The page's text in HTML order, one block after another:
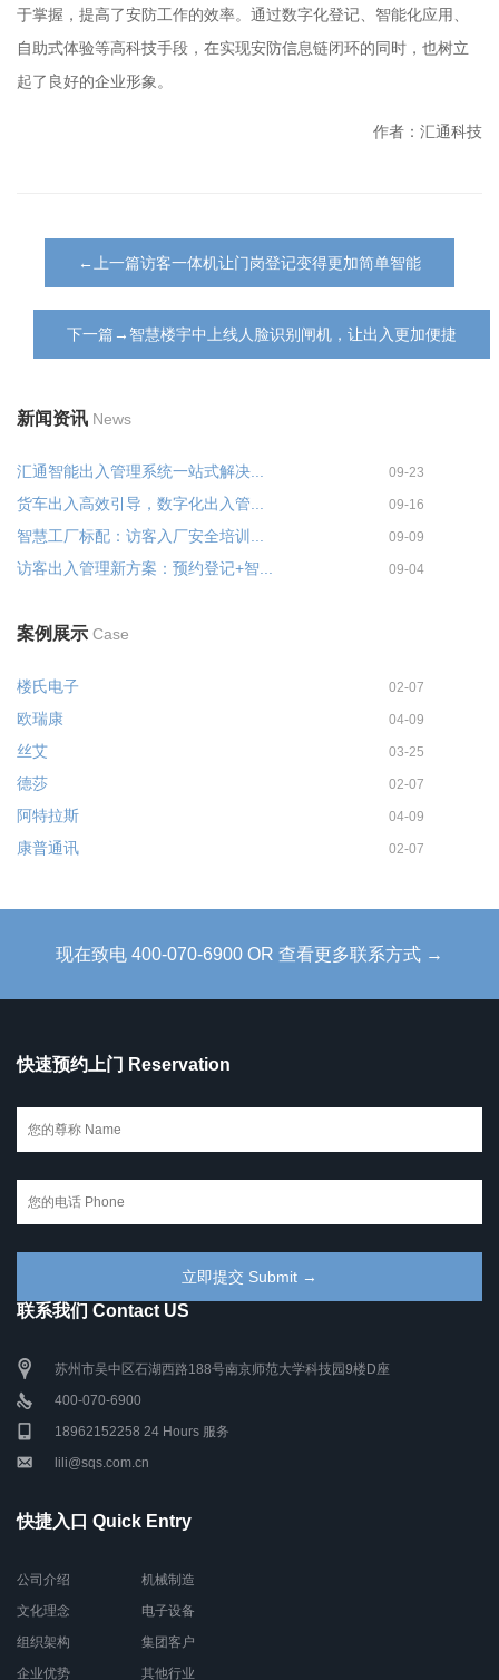
于掌握，提高了安防工作的效率。通过数字化登记、智能化应用、
自助式体验等高科技手段，在实现安防信息链闭环的同时，也树立
起了良好的企业形象。
作者：汇通科技
←上一篇访客一体机让门岗登记变得更加简单智能
下一篇→智慧楼宇中上线人脸识别闸机，让出入更加便捷
新闻资讯 News
汇通智能出入管理系统一站式解决... 09-23
货车出入高效引导，数字化出入管... 09-16
智慧工厂标配：访客入厂安全培训... 09-09
访客出入管理新方案：预约登记+智... 09-04
案例展示 Case
楼氏电子 02-07
欧瑞康 04-09
丝艾 03-25
德莎 02-07
阿特拉斯 04-09
康普通讯 02-07
现在致电 400-070-6900 OR 查看更多联系方式 →
快速预约上门 Reservation
联系我们 Contact US
苏州市吴中区石湖西路188号南京师范大学科技园9楼D座
400-070-6900
18962152258 24 Hours 服务
lili@sqs.com.cn
快捷入口 Quick Entry
公司介绍
文化理念
组织架构
企业优势
机械制造
电子设备
集团客户
其他行业